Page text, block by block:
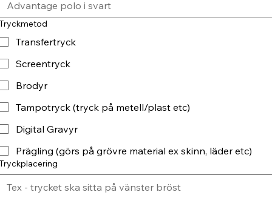
Transfertryck
Screentryck
Brodyr
Tampotryck (tryck på metell/plast etc)
Digital Gravyr
Prägling (görs på grövre material ex skinn, läder etc)